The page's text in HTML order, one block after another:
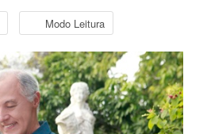
Modo Leitura